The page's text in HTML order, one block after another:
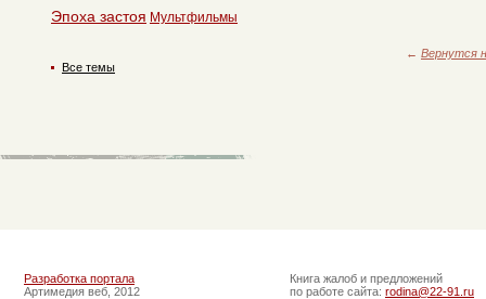
← Вернутся
Эпоха застоя Мультфильмы
Все темы
Разработка портала
Артимедия веб, 2012
Книга жалоб и предложений
по работе сайта: rodina@22-91.ru